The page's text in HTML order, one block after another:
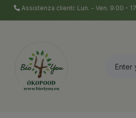
Assistenza clienti: Lun. - Ven. 9:00 -